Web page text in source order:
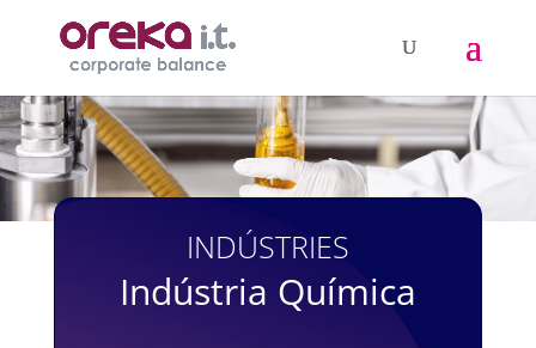
INDÚSTRIES
Indústria Química